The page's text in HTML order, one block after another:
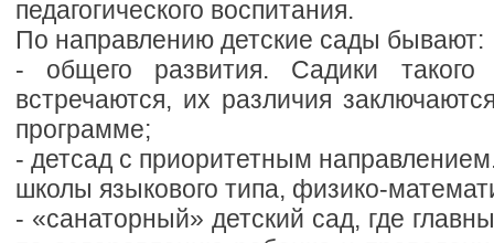
педагогического воспитания.
По направлению детские сады бывают:
- общего развития. Садики
встречаются, их различия
программе;
- детсад с приоритетным
школы языкового типа, физико-
- «санаторный» детский сад, где